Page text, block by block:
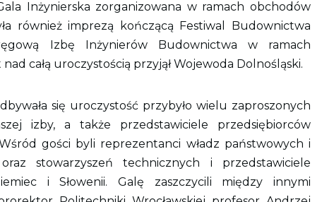
Inżynierska zorganizowana w ramach obchodów
również imprezą kończącą Festiwal Budownictwa
Izbę Inżynierów Budownictwa w ramach
całą uroczystością przyjął Wojewoda Dolnośląski.
się uroczystość przybyło wielu zaproszonych
izby, a także przedstawiciele przedsiębiorców
gości byli reprezentanci władz państwowych i
stowarzyszeń technicznych i przedstawiciele
i Słowenii. Galę zaszczycili między innymi